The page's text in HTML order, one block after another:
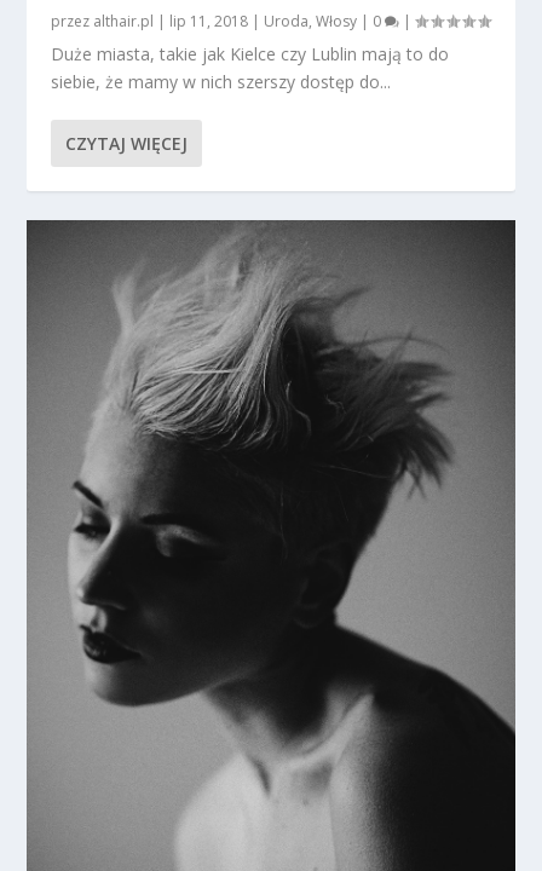
przez althair.pl | lip 11, 2018 | Uroda,Włosy | 0 |
Duże miasta, takie jak Kielce czy Lublin mają to do
siebie, że mamy w nich szerszy dostęp do...
CZYTAJ WIĘCEJ